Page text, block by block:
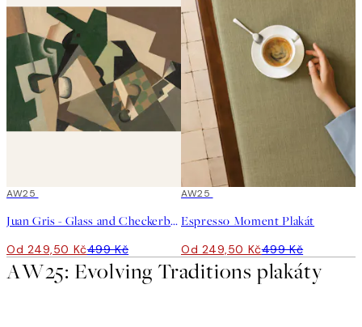
50%*
AW25
Juan Gris - Glass and Checkerboard Plakát
Od 249,50 Kč499 Kč
50%*
AW25
Espresso Moment Plakát
Od 249,50 Kč499 Kč
AW25: Evolving Traditions plakáty